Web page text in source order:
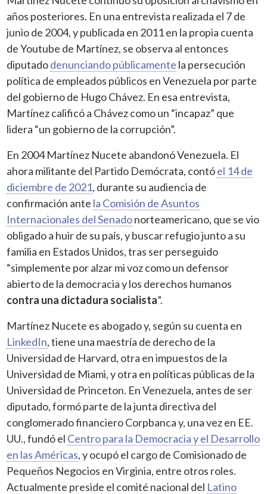
años posteriores. En una entrevista realizada el 7 de
junio de 2004, y publicada en 2011 en la propia cuenta
de Youtube de Martínez, se observa al entonces
diputadodenunciando públicamente la persecución
política de empleados públicos en Venezuela por parte
del gobierno de Hugo Chávez. En esa entrevista,
Martínez calificó a Chávez como un “incapaz” que
lidera “un gobierno de la corrupción”.
En 2004 Martínez Nucete abandonó Venezuela. El
ahora militante del Partido Demócrata, contóel 14 de
diciembre de 2021, durante su audiencia de
confirmación ante la Comisión de Asuntos
Internacionales del Senadonorteamericano, que se vio
obligado a huir de su país, y buscar refugio junto a su
familia en Estados Unidos, tras ser perseguido
“simplemente por alzar mi voz como un defensor
abierto de la democracia y los derechos humanos
contra una dictadura socialista”.
Martínez Nucete es abogado y, según su cuenta en
LinkedIn, tiene una maestría de derecho de la
Universidad de Harvard, otra en impuestos de la
Universidad de Miami, y otra en políticas públicas de la
Universidad de Princeton. En Venezuela, antes de ser
diputado, formó parte de la junta directiva del
conglomerado financiero Corpbanca y, una vez en EE.
UU., fundó el Centro para la Democracia y el Desarrollo
en las Américas, y ocupó el cargo de Comisionado de
Pequeños Negocios en Virginia, entre otros roles.
Actualmente preside el comité nacional del Latino